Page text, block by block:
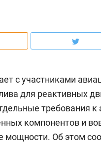
с участниками
для реактивных
требования
компонентов и
мощности. Об этом